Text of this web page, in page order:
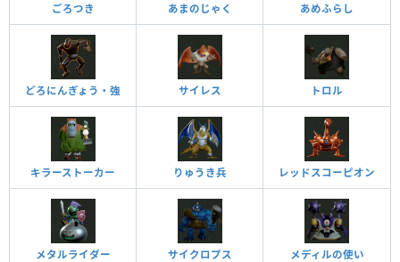
ごろつき あまのじゃく あめふらし
どろにんぎょう・強 サイレス トロル
キラーストーカー りゅうき兵 レッドスコーピオン
メタルライダー サイクロプス メディルの使い